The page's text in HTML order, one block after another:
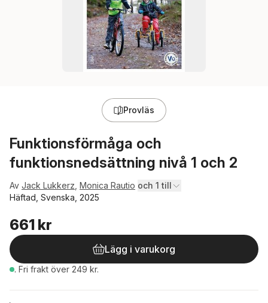
Provläs
Funktionsförmåga och
funktionsnedsättning nivå 1 och 2
Av Jack Lukkerz Monica Rautio och 1 till
Häftad, Svenska, 2025
661 kr
Lägg i varukorg
. Fri frakt över 249 kr.